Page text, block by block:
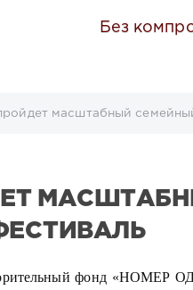
Без
масштабный
фонд «НОМЕР